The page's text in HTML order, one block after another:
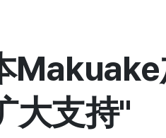
大支持"